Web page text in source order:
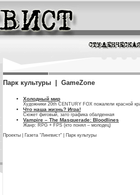
Парк культуры | GameZone
Холодный мир
Художники 20th CENTURY FOX пожалели красной
Что наша жизнь? Игра!
Сюжет фиговый, зато графика обалденная
Vampire – The Masquerade: Bloodlines
Жанр: RPG + FPS (кто понял – молодец)
Проекты Газета "Лингвист" Парк культуры